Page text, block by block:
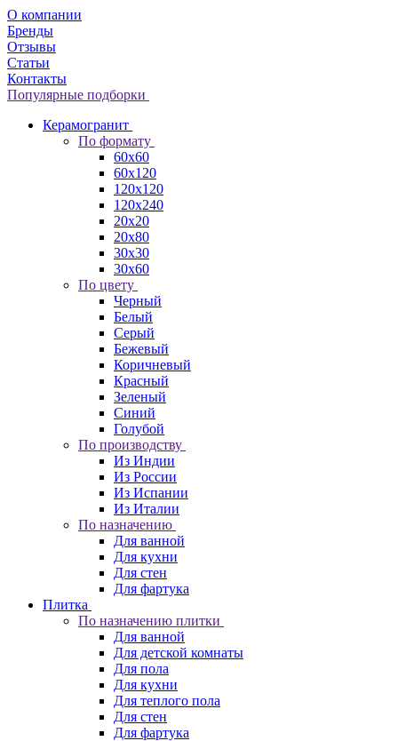
О компании
Бренды
Отзывы
Статьи
Контакты
Популярные подборки
Керамогранит
По формату
60x60
60x120
120x120
120x240
20x20
20x80
30x30
30x60
По цвету
Черный
Белый
Серый
Бежевый
Коричневый
Красный
Зеленый
Синий
Голубой
По производству
Из Индии
Из России
Из Испании
Из Италии
По назначению
Для ванной
Для кухни
Для стен
Для фартука
Плитка
По назначению плитки
Для ванной
Для детской комнаты
Для пола
Для кухни
Для теплого пола
Для стен
Для фартука